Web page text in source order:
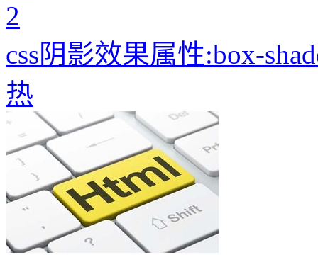
2
css阴影效果属性:box-
热